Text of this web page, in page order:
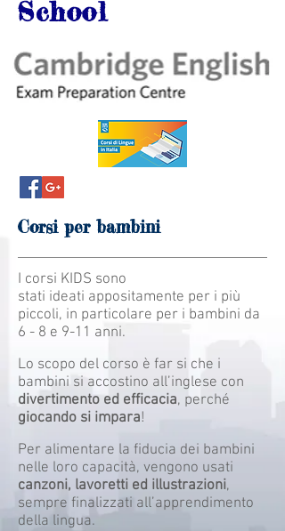
School
Corsi per bambini
I corsi KIDS sono
stati ideati appositamente per i più
piccoli, in particolare per i bambini da
6 - 8 e 9-11 anni.
Lo scopo del corso è far si che i
bambini si accostino all’inglese con
divertimento ed efficacia, perché
giocando si impara!
Per alimentare la fiducia dei bambini
nelle loro capacità, vengono usati
canzoni, lavoretti ed illustrazioni,
sempre finalizzati all’apprendimento
della lingua.